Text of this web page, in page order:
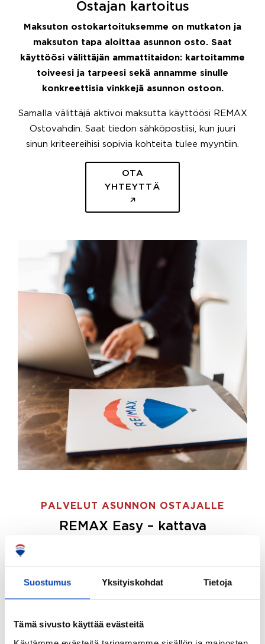
Suostumus Yksityiskohdat Tietoja
Tämä sivusto käyttää evästeitä
Ostajan kartoitus
Maksuton ostokartoituksemme on mutkaton ja
maksuton tapa aloittaa asunnon osto. Saat
käyttöösi välittäjän ammattitaidon: kartoitamme
toiveesi ja tarpeesi sekä annamme sinulle
konkreettisia vinkkejä asunnon ostoon.
Samalla välittäjä aktivoi maksutta käyttöösi REMAX
Ostovahdin. Saat tiedon sähköpostiisi, kun juuri
sinun kriteereihisi sopivia kohteita tulee myyntiin.
OTA
YHTEYTTÄ
PALVELUT ASUNNON OSTAJALLE
REMAX Easy – kattava
ostajille.
Tee ostotoimeksianto ja etsimme juuri